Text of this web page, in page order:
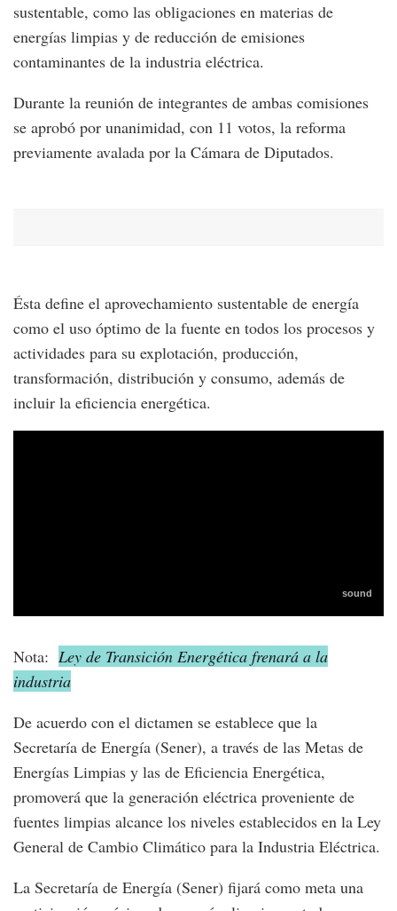
sustentable, como las obligaciones en materias de
energías limpias y de reducción de emisiones
contaminantes de la industria eléctrica.
Durante la reunión de integrantes de ambas comisiones
se aprobó por unanimidad, con 11 votos, la reforma
previamente avalada por la Cámara de Diputados.
Ésta define el aprovechamiento sustentable de energía
como el uso óptimo de la fuente en todos los procesos y
actividades para su explotación, producción,
transformación, distribución y consumo, además de
incluir la eficiencia energética.
Nota: Ley de Transición Energética frenará a la
industria
De acuerdo con el dictamen se establece que la
Secretaría de Energía (Sener), a través de las Metas de
Energías Limpias y las de Eficiencia Energética,
promoverá que la generación eléctrica proveniente de
fuentes limpias alcance los niveles establecidos en la Ley
General de Cambio Climático para la Industria Eléctrica.
La Secretaría de Energía (Sener) fijará como meta una